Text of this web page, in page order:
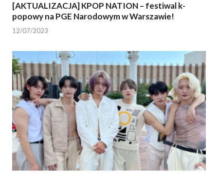
[AKTUALIZACJA] KPOP NATION – festiwal k-
popowy na PGE Narodowym w Warszawie!
12/07/2023